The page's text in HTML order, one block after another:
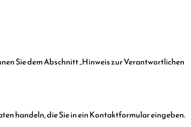
Sie dem Abschnitt „Hinweis zur Verantwortlichen
handeln, die Sie in ein Kontaktformular eingeben.